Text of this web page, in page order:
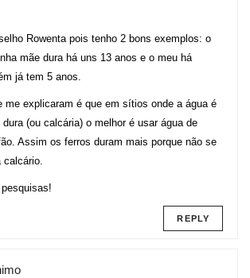
Rowenta pois tenho 2 bons exemplos: o
mãe dura há uns 13 anos e o meu há
já tem 5 anos.
me explicaram é que em sítios onde a água é
dura (ou calcária) o melhor é usar água de
Assim os ferros duram mais porque não se
calcário.
REPLY